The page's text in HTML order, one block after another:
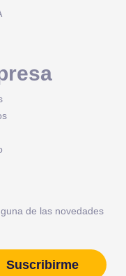
de las novedades
Suscribirme